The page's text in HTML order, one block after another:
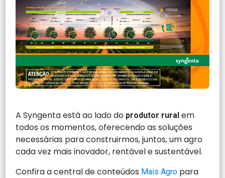
A Syngenta está ao lado do produtor rural em
todos os momentos, oferecendo as soluções
necessárias para construirmos, juntos, um agro
cada vez mais inovador, rentável e sustentável.
Confira a central de conteúdos Mais Agro para